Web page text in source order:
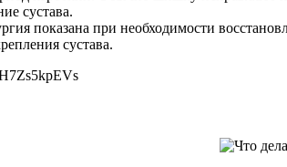
сустава.
показана при необходимости
сустава.